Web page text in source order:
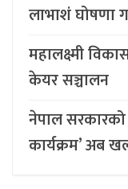
लाभाशं घोषणा
महालक्ष्मी
केयर सञ्चालन
नेपाल सरकारको
कार्यक्रम’ अब